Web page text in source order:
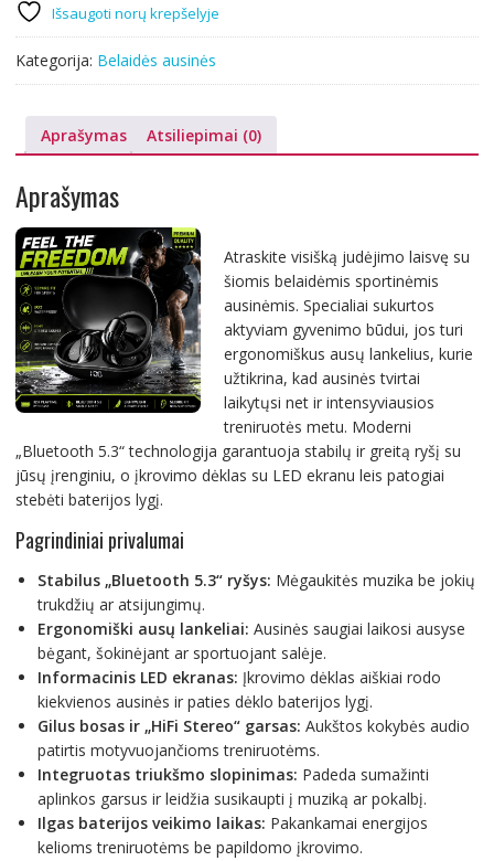
Išsaugoti norų krepšelyje
Kategorija: Belaidės ausinės
Aprašymas Atsiliepimai (0)
Aprašymas
Atraskite visišką judėjimo laisvę su
šiomis belaidėmis sportinėmis
ausinėmis. Specialiai sukurtos
aktyviam gyvenimo būdui, jos turi
ergonomiškus ausų lankelius, kurie
užtikrina, kad ausinės tvirtai
laikytųsi net ir intensyviausios
treniruotės metu. Moderni
„Bluetooth 5.3“ technologija garantuoja stabilų ir greitą ryšį su
jūsų įrenginiu, o įkrovimo dėklas su LED ekranu leis patogiai
stebėti baterijos lygį.
Pagrindiniai privalumai
Stabilus „Bluetooth 5.3“ ryšys: Mėgaukitės muzika be jokių
trukdžių ar atsijungimų.
Ergonomiški ausų lankeliai: Ausinės saugiai laikosi ausyse
bėgant, šokinėjant ar sportuojant salėje.
Informacinis LED ekranas: Įkrovimo dėklas aiškiai rodo
kiekvienos ausinės ir paties dėklo baterijos lygį.
Gilus bosas ir „HiFi Stereo“ garsas: Aukštos kokybės audio
patirtis motyvuojančioms treniruotėms.
Integruotas triukšmo slopinimas: Padeda sumažinti
aplinkos garsus ir leidžia susikaupti į muziką ar pokalbį.
Ilgas baterijos veikimo laikas: Pakankamai energijos
kelioms treniruotėms be papildomo įkrovimo.